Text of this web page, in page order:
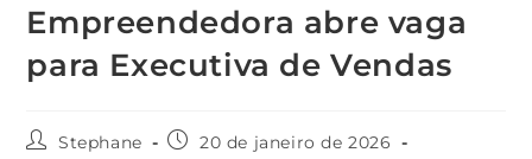
Empreendedora abre vaga
para Executiva de Vendas
Stephane
20 de janeiro de 2026